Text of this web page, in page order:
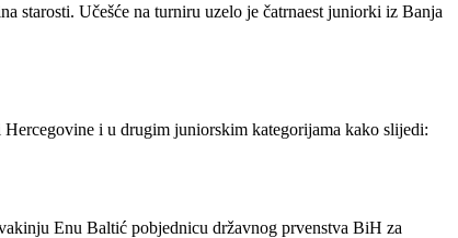
starosti. Učešće na turniru uzelo je čatrnaest juniorki iz Banja
i u drugim juniorskim kategorijama kako slijedi:
Enu Baltić pobjednicu državnog prvenstva BiH za